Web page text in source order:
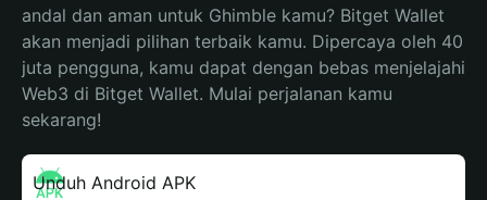
andal dan aman untuk Ghimble kamu? Bitget Wallet
akan menjadi pilihan terbaik kamu. Dipercaya oleh 40
juta pengguna, kamu dapat dengan bebas menjelajahi
Web3 di Bitget Wallet. Mulai perjalanan kamu
sekarang!
Unduh Android APK